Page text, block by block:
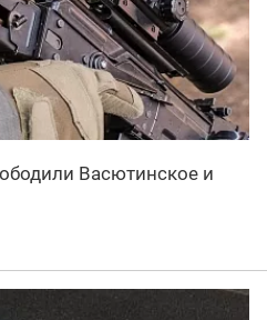
Васютинское и